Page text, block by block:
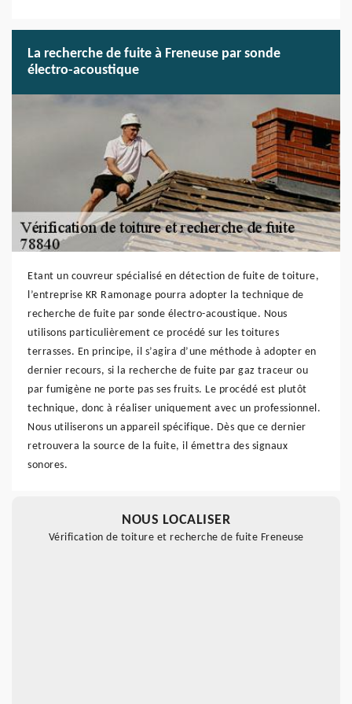
La recherche de fuite à Freneuse par sonde
électro-acoustique
Etant un couvreur spécialisé en détection de fuite de toiture,
l’entreprise KR Ramonage pourra adopter la technique de
recherche de fuite par sonde électro-acoustique. Nous
utilisons particulièrement ce procédé sur les toitures
terrasses. En principe, il s’agira d’une méthode à adopter en
dernier recours, si la recherche de fuite par gaz traceur ou
par fumigène ne porte pas ses fruits. Le procédé est plutôt
technique, donc à réaliser uniquement avec un professionnel.
Nous utiliserons un appareil spécifique. Dès que ce dernier
retrouvera la source de la fuite, il émettra des signaux
sonores.
NOUS LOCALISER
Vérification de toiture et recherche de fuite Freneuse